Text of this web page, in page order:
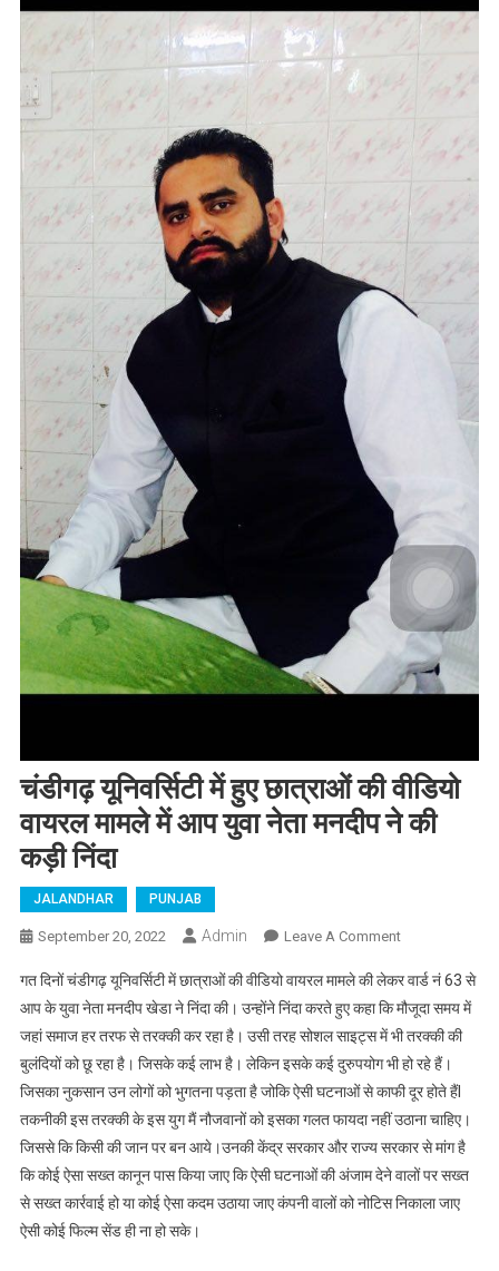
चंडीगढ़ यूनिवर्सिटी में हुए छात्राओं की वीडियो
वायरल मामले में आप युवा नेता मनदीप ने की
कड़ी निंदा
JALANDHAR PUNJAB
September 20, 2022 Admin Leave A CommentOn चंडीगढ़
छात्राओं की
वीडियो वायरल
मामले में आप
युवा नेता मनदीप
ने की कड़ी निंदा
गत दिनों चंडीगढ़ यूनिवर्सिटी में छात्राओं की वीडियो वायरल मामले की लेकर वार्ड नं 63 से
आप के युवा नेता मनदीप खेडा ने निंदा की। उन्होंने निंदा करते हुए कहा कि मौजूदा समय में
जहां समाज हर तरफ से तरक्की कर रहा है। उसी तरह सोशल साइट्स में भी तरक्की की
बुलंदियों को छू रहा है। जिसके कई लाभ है। लेकिन इसके कई दुरुपयोग भी हो रहे हैं।
जिसका नुकसान उन लोगों को भुगतना पड़ता है जोकि ऐसी घटनाओं से काफी दूर होते हैंl
तकनीकी इस तरक्की के इस युग मैं नौजवानों को इसका गलत फायदा नहीं उठाना चाहिए।
जिससे कि किसी की जान पर बन आये।उनकी केंद्र सरकार और राज्य सरकार से मांग है
कि कोई ऐसा सख्त कानून पास किया जाए कि ऐसी घटनाओं की अंजाम देने वालों पर सख्त
से सख्त कार्रवाई हो या कोई ऐसा कदम उठाया जाए कंपनी वालों को नोटिस निकाला जाए
ऐसी कोई फिल्म सेंड ही ना हो सके।